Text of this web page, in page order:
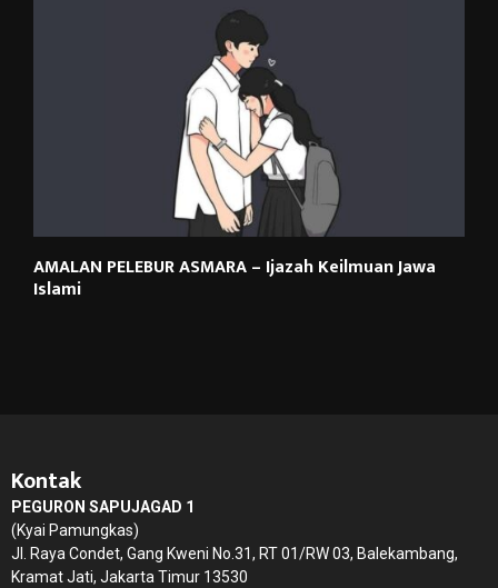
AMALAN PELEBUR ASMARA – Ijazah Keilmuan Jawa
Islami
Kontak
PEGURON SAPUJAGAD 1
(Kyai Pamungkas)
Jl. Raya Condet, Gang Kweni No.31, RT 01/RW 03, Balekambang,
Kramat Jati, Jakarta Timur 13530